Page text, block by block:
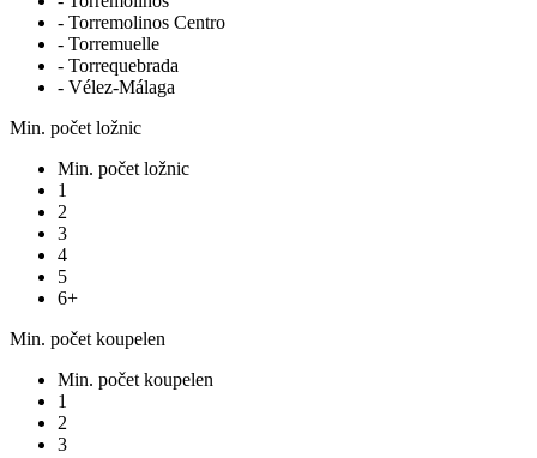
- Torremolinos Centro
- Torremuelle
- Torrequebrada
- Vélez-Málaga
Min. počet ložnic
Min. počet ložnic
1
2
3
4
5
6+
Min. počet koupelen
Min. počet koupelen
1
2
3